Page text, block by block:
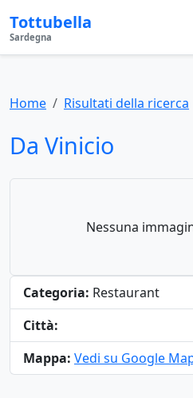
Tottubella
Sardegna
Home Risultati della ricerca
Da Vinicio
Nessuna
Categoria: Restaurant
Città:
Mappa: Vedi su Google